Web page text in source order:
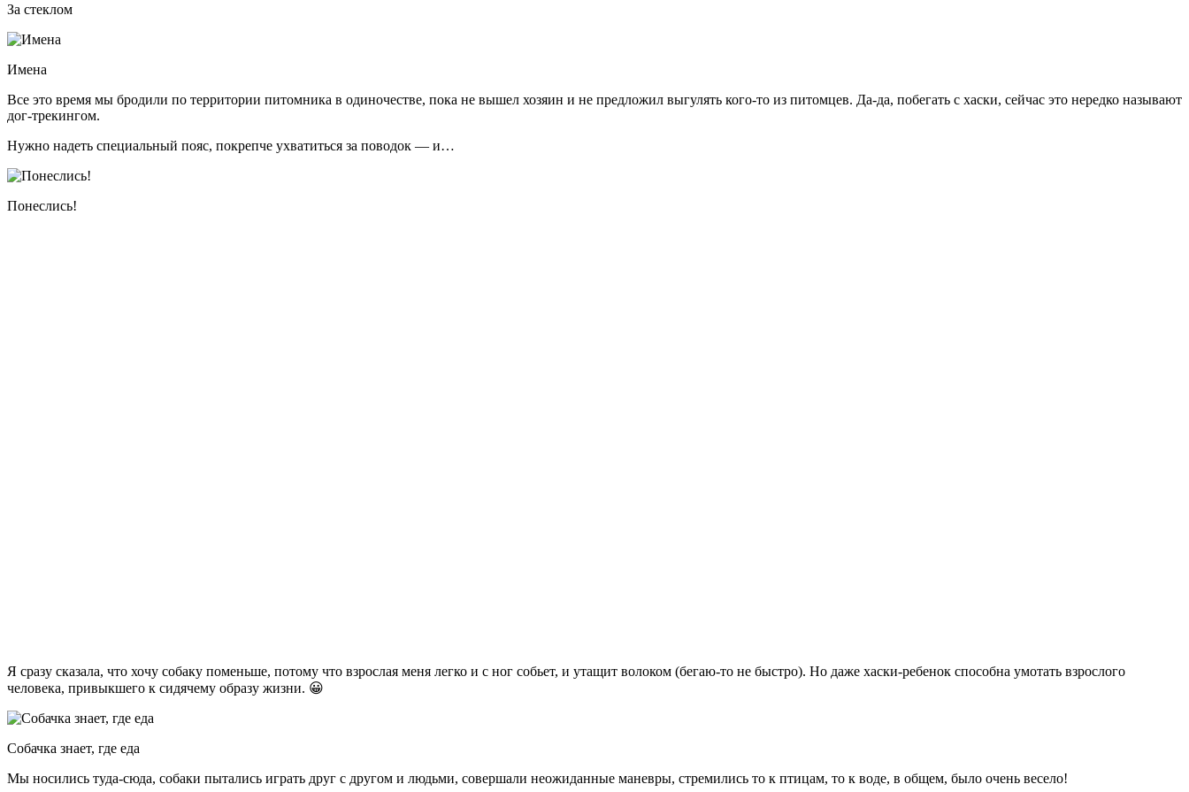
За стеклом
Имена
Все это время мы бродили по территории питомника в одиночестве, пока не вышел хозяин и не предложил выгулять кого-то из питомцев. Да-да, побегать с хаски, сейчас это нередко называют
дог-трекингом.
Нужно надеть специальный пояс, покрепче ухватиться за поводок — и…
Понеслись!
Я сразу сказала, что хочу собаку поменьше, потому что взрослая меня легко и с ног собьет, и утащит волоком (бегаю-то не быстро). Но даже хаски-ребенок способна умотать взрослого
человека, привыкшего к сидячему образу жизни. 😀
Собачка знает, где еда
Мы носились туда-сюда, собаки пытались играть друг с другом и людьми, совершали неожиданные маневры, стремились то к птицам, то к воде, в общем, было очень весело!